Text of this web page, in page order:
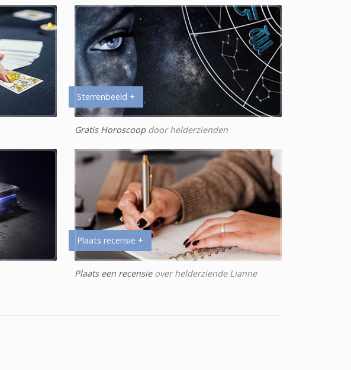
Sterrenbeeld +
Gratis Horoscoopdoor helderzienden
Plaats recensie +
Plaats een recensieover helderziende Lianne